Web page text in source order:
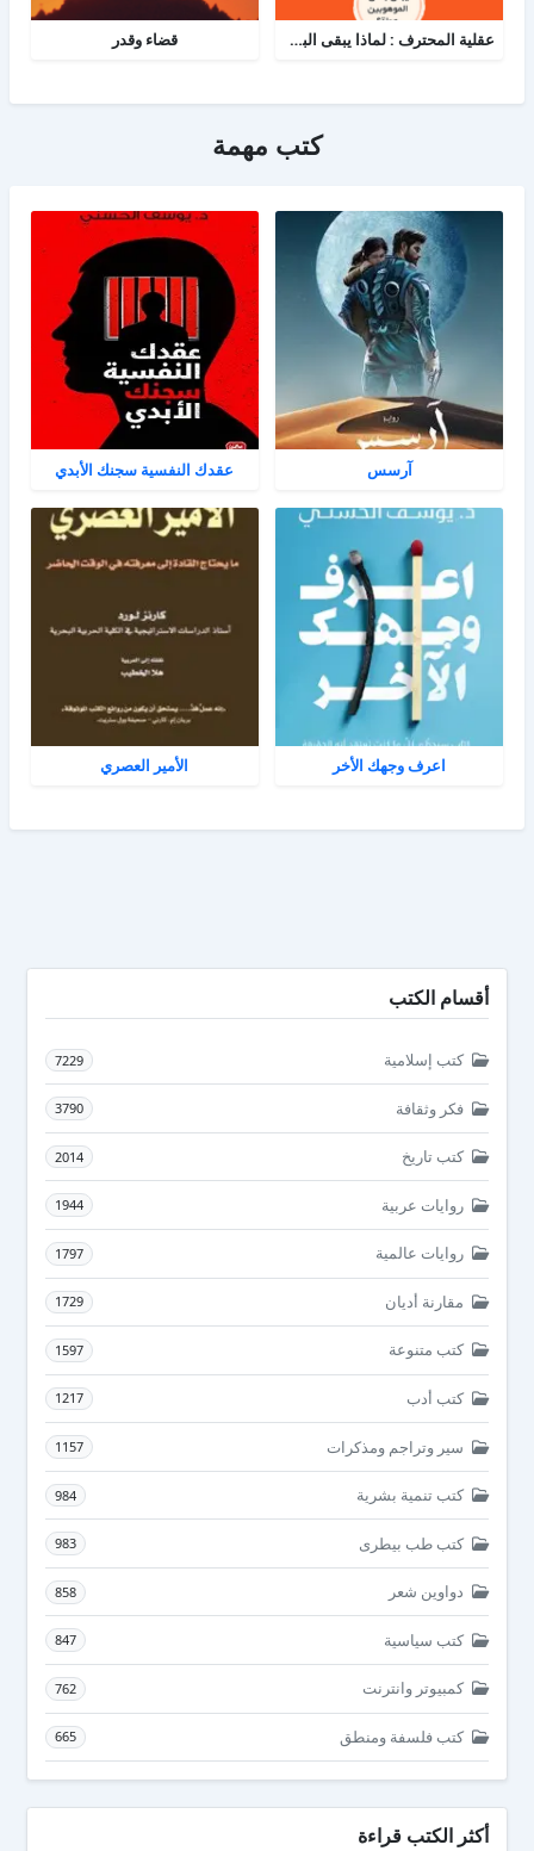
عقلية المحترف : لماذا يبقى البعض هواة رغم الموهبة؟ قضاء وقدر
كتب مهمة
آرسس عقدك النفسية سجنك الأبدي
اعرف وجهك الأخر الأمير العصري
أقسام الكتب
كتب إسلامية 7229
فكر وثقافة 3790
كتب تاريخ 2014
روايات عربية 1944
روايات عالمية 1797
مقارنة أديان 1729
كتب متنوعة 1597
كتب أدب 1217
سير وتراجم ومذكرات 1157
كتب تنمية بشرية 984
كتب طب بيطرى 983
دواوين شعر 858
كتب سياسية 847
كمبيوتر وانترنت 762
كتب فلسفة ومنطق 665
أكثر الكتب قراءة